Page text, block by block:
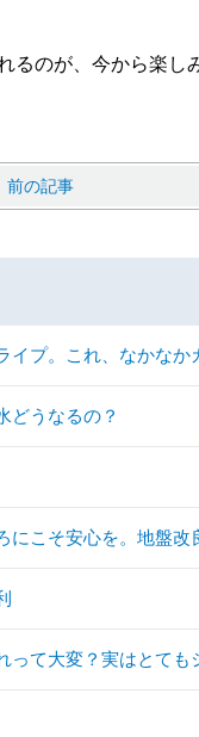
るのが、今から楽し
前の記事
イプ。これ、なかなか
どうなるの？
にこそ安心を。地盤改
って大変？実はとても